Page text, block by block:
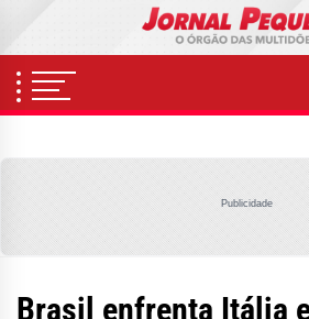
content
Publicidade
Brasil enfrenta Itália